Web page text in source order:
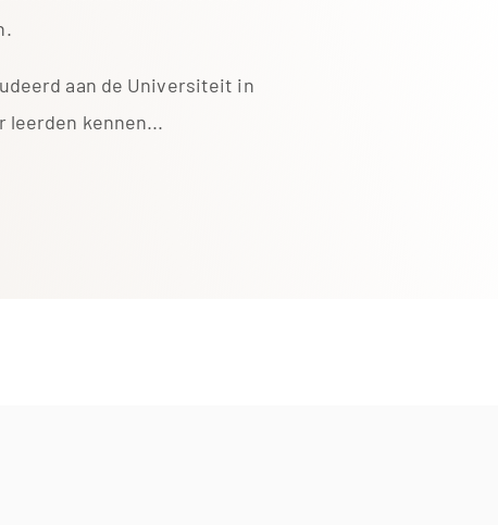
aan de Universiteit in
leerden kennen...